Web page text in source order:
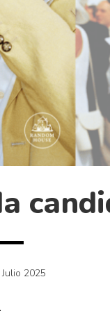
Julio 2025